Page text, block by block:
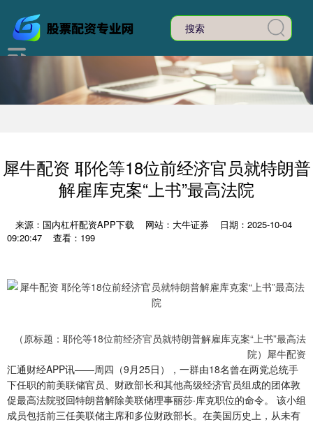
犀牛配资 耶伦等18位前经济官员就特朗普
解雇库克案“上书”最高法院
来源：国内杠杆配资APP下载 网站：大牛证券
日期：2025-10-04
09:20:47
查看：199
（原标题：耶伦等18位前经济官员就特朗普解雇库克案“上书”最高法
院）犀牛配资
汇通财经APP讯——周四（9月25日），一群由18名曾在两党总统手
下任职的前美联储官员、财政部长和其他高级经济官员组成的团体敦
促最高法院驳回特朗普解除美联储理事丽莎·库克职位的命令。 该小组
成员包括前三任美联储主席和多位财政部长。在美国历史上，从未有